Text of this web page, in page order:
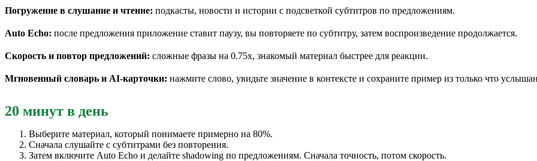
Погружение в слушание и чтение: подкасты, новости и истории с подсветкой субтитров по предложениям.
Auto Echo: после предложения приложение ставит паузу, вы повторяете по субтитру, затем воспроизведение продолжается.
Скорость и повтор предложений: сложные фразы на 0.75x, знакомый материал быстрее для реакции.
Мгновенный словарь и AI-карточки: нажмите слово, увидьте значение в контексте и сохраните пример из только что
20 минут в день
Выберите материал, который понимаете примерно на 80%.
Сначала слушайте с субтитрами без повторения.
Затем включите Auto Echo и делайте shadowing по предложениям. Сначала точность, потом скорость.